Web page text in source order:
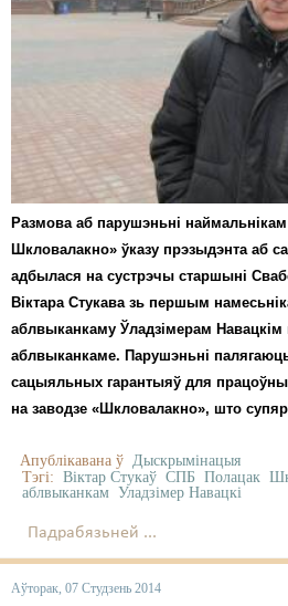
Размова аб парушэньні
Шкловалакно» ўказу прэзыдэнта аб
адбылася на сустрэчы старшыні
Віктара Стукава зь першым
аблвыканкаму Ўладзімерам
аблвыканкаме. Парушэньні
сацыяльных гарантыяў для
на заводзе «Шкловалакно», што
Апублікавана ў Дыскрымінацыя
Тэгі: Віктар Стукаў СПБ Полацак
аблвыканкам Уладзімер Навацкі
Падрабязьней ...
Аўторак, 07 Студзень 2014